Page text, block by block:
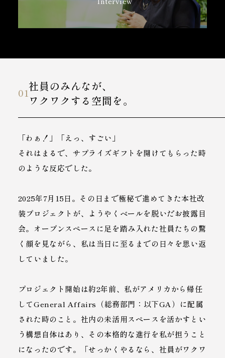
01社員のみんなが、
ワクワクする空間を。
「わぁ！」「えっ、すごい」
それはまるで、サプライズギフトを開けてもらった時
のような反応でした。
2025年7月15日。その日まで極秘で進めてきた本社改
装プロジェクトが、ようやくベールを脱いだお披露目
会。オープンスペースに足を踏み入れた社員たちの驚
く顔を見ながら、私は当日に至るまでの日々を思い返
していました。
プロジェクト開始は約2年前、私がアメリカから帰任
してGeneral Affairs（総務部門：以下GA）に配属
された時のこと。社内の未活用スペースを活かすとい
う構想自体はあり、その本格的な進行を私が担うこと
になったのです。「せっかくやるなら、社員がワクワ